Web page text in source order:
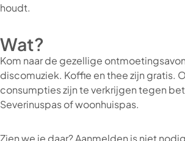
houdt.
Wat?
Kom naar de gezellige
discomuziek. Koffie en thee zijn gratis.
consumpties zijn te verkrijgen tegen
Severinuspas of woonhuispas.
Zien we je daar? Aanmelden is niet